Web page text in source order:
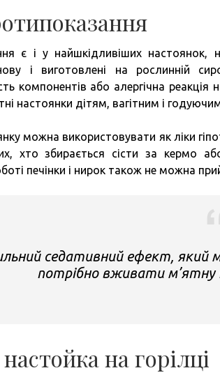
є і у найшкідливіших
і виготовлені на рослинній
компонентів або алергічна
настоянки дітям, вагітним і
можна використовувати як ліки
хто збирається сісти за кермо
печінки і нирок також не можна
седативний ефект, який
потрібно вживати м’ятну
на горілці